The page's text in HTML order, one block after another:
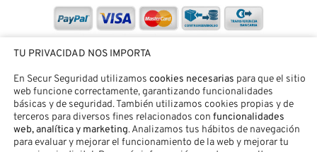
TU PRIVACIDAD NOS IMPORTA
En Secur Seguridad utilizamos cookies necesarias para que el sitio
web funcione correctamente, garantizando funcionalidades
básicas y de seguridad. También utilizamos cookies propias y de
terceros para diversos fines relacionados con funcionalidades
web, analítica y marketing. Analizamos tus hábitos de navegación
para evaluar y mejorar el funcionamiento de la web y mejorar tu